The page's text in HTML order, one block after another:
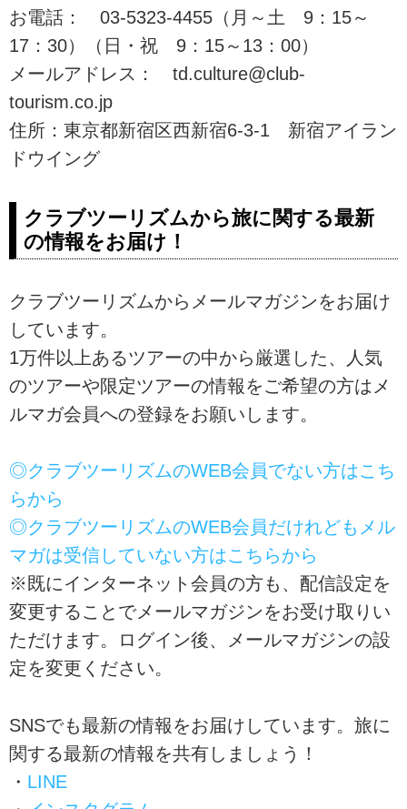
お電話： 03-5323-4455（月～土 9：15～
17：30）（日・祝 9：15～13：00）
メールアドレス： td.culture@club-
tourism.co.jp
住所：東京都新宿区西新宿6-3-1 新宿アイラン
ドウイング
クラブツーリズムから旅に関する最新
の情報をお届け！
クラブツーリズムからメールマガジンをお届け
しています。
1万件以上あるツアーの中から厳選した、人気
のツアーや限定ツアーの情報をご希望の方はメ
ルマガ会員への登録をお願いします。
◎クラブツーリズムのWEB会員でない方はこち
らから
◎クラブツーリズムのWEB会員だけれどもメル
マガは受信していない方はこちらから
※既にインターネット会員の方も、配信設定を
変更することでメールマガジンをお受け取りい
ただけます。ログイン後、メールマガジンの設
定を変更ください。
SNSでも最新の情報をお届けしています。旅に
関する最新の情報を共有しましょう！
・ LINE